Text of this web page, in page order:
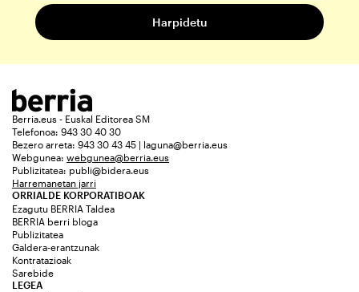
Berria.eus - Euskal Editorea SM
Telefonoa: 943 30 40 30
Bezero arreta: 943 30 43 45 | laguna@berria.eus
Webgunea: webgunea@berria.eus
Publizitatea: publi@bidera.eus
Harremanetan jarri
ORRIALDE KORPORATIBOAK
Ezagutu BERRIA Taldea
BERRIA berri bloga
Publizitatea
Galdera-erantzunak
Kontratazioak
Sarebide
LEGEA